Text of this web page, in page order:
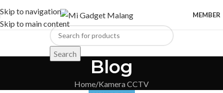
Skip to navigation
Skip to main content
MEMBER
Search
Blog
Home Kamera CCTV